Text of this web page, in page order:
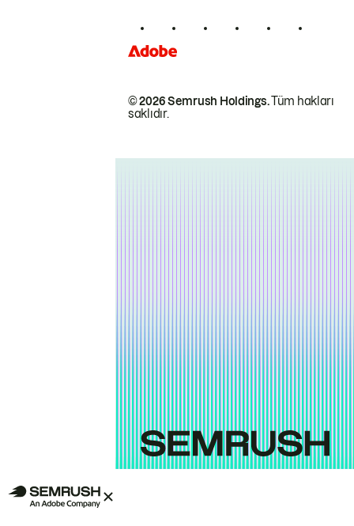
© 2026 Semrush Holdings.Tüm hakları
saklıdır.